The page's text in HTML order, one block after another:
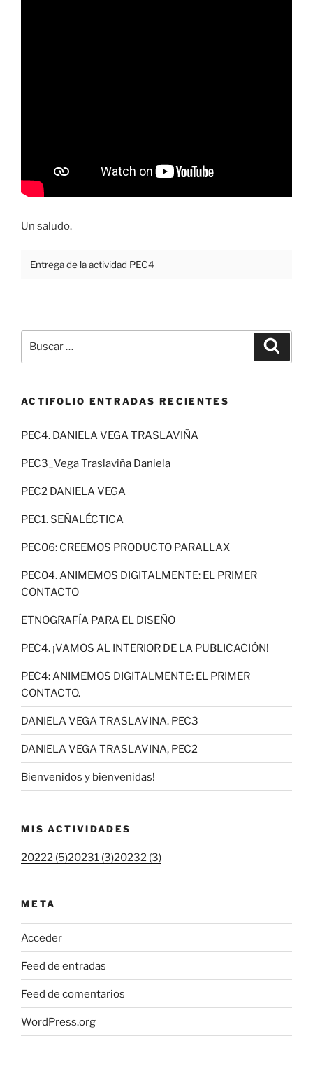
Un saludo.
Entrega de la actividad PEC4
por:
ACTIFOLIO ENTRADAS RECIENTES
PEC4. DANIELA VEGA TRASLAVIÑA
PEC3_Vega Traslaviña Daniela
PEC2 DANIELA VEGA
PEC1. SEÑALÉCTICA
PEC06: CREEMOS PRODUCTO PARALLAX
PEC04. ANIMEMOS DIGITALMENTE: EL PRIMER
CONTACTO
ETNOGRAFÍA PARA EL DISEÑO
PEC4. ¡VAMOS AL INTERIOR DE LA PUBLICACIÓN!
PEC4: ANIMEMOS DIGITALMENTE: EL PRIMER
CONTACTO.
DANIELA VEGA TRASLAVIÑA. PEC3
DANIELA VEGA TRASLAVIÑA, PEC2
Bienvenidos y bienvenidas!
MIS ACTIVIDADES
20222 (5)20231 (3)20232 (3)
META
Acceder
Feed de entradas
Feed de comentarios
WordPress.org